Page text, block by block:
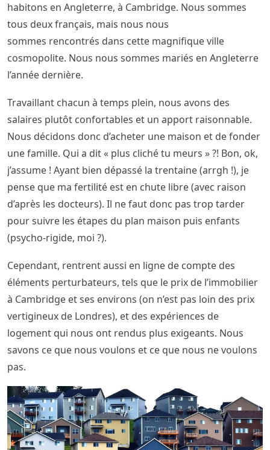
habitons en Angleterre, à Cambridge. Nous sommes
tous deux français, mais nous nous
sommes rencontrés dans cette magnifique ville
cosmopolite. Nous nous sommes mariés en Angleterre
l’année dernière.
Travaillant chacun à temps plein, nous avons des
salaires plutôt confortables et un apport raisonnable.
Nous décidons donc d’acheter une maison et de fonder
une famille. Qui a dit « plus cliché tu meurs » ?! Bon, ok,
j’assume ! Ayant bien dépassé la trentaine (arrgh !), je
pense que ma fertilité est en chute libre (avec raison
d’après les docteurs). Il ne faut donc pas trop tarder
pour suivre les étapes du plan maison puis enfants
(psycho-rigide, moi ?).
Cependant, rentrent aussi en ligne de compte des
éléments perturbateurs, tels que le prix de l’immobilier
à Cambridge et ses environs (on n’est pas loin des prix
vertigineux de Londres), et des expériences de
logement qui nous ont rendus plus exigeants. Nous
savons ce que nous voulons et ce que nous ne voulons
pas.